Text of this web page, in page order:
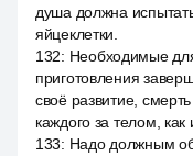
душа должна
яйцеклетки.
132: Необходимые для
приготовления
своё развитие,
каждого за телом,
133: Надо должным